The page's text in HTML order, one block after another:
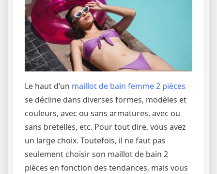
Le haut d’un maillot de bain femme 2 pièces
se décline dans diverses formes, modèles et
couleurs, avec ou sans armatures, avec ou
sans bretelles, etc. Pour tout dire, vous avez
un large choix. Toutefois, il ne faut pas
seulement choisir son maillot de bain 2
pièces en fonction des tendances, mais vous